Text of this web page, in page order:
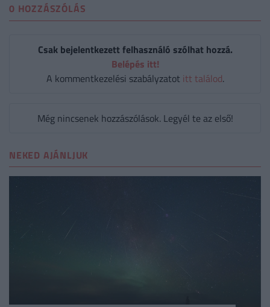
0 HOZZÁSZÓLÁS
Csak bejelentkezett felhasználó szólhat hozzá.
Belépés itt!
A kommentkezelési szabályzatot itt találod.
Még nincsenek hozzászólások. Legyél te az első!
NEKED AJÁNLJUK